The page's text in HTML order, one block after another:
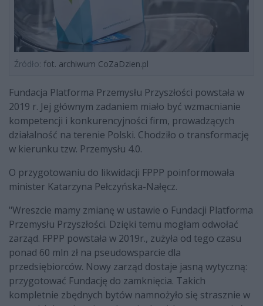
Źródło: fot. archiwum CoZaDzien.pl
Fundacja Platforma Przemysłu Przyszłości powstała w
2019 r. Jej głównym zadaniem miało być wzmacnianie
kompetencji i konkurencyjności firm, prowadzących
działalność na terenie Polski. Chodziło o transformację
w kierunku tzw. Przemysłu 4.0.
O przygotowaniu do likwidacji FPPP poinformowała
minister Katarzyna Pełczyńska-Nałęcz.
"Wreszcie mamy zmianę w ustawie o Fundacji Platforma
Przemysłu Przyszłości. Dzięki temu mogłam odwołać
zarząd. FPPP powstała w 2019r., zużyła od tego czasu
ponad 60 mln zł na pseudowsparcie dla
przedsiębiorców. Nowy zarząd dostaje jasną wytyczną:
przygotować Fundację do zamknięcia. Takich
kompletnie zbędnych bytów namnożyło się strasznie w